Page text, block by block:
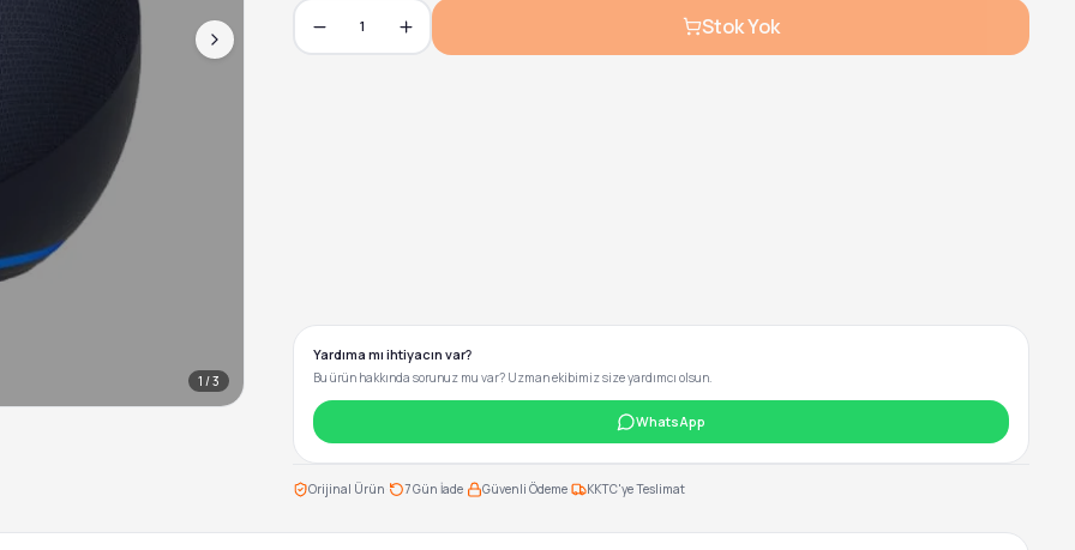
1 /3
1 Stok Yok
Yardıma mı ihtiyacın var?
Bu ürün hakkında sorunuz mu var? Uzman ekibimiz size yardımcı olsun.
WhatsApp
Orijinal Ürün 7 Gün İade Güvenli Ödeme KKTC'ye Teslimat